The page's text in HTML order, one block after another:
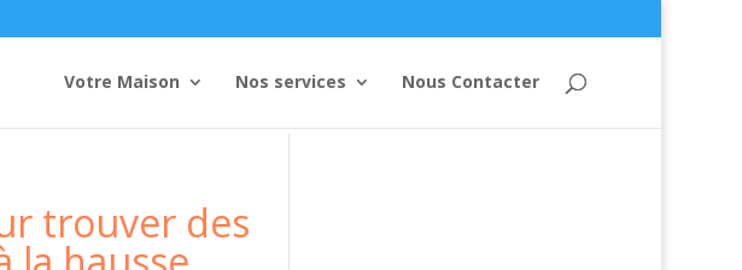
Votre Maison Nos services Nous Contacter
trouver des